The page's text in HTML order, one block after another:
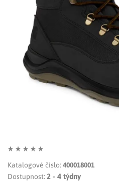
LIMITOVANÉ EDICE
RUKAVICE
Katalogové číslo: 400018001
Dostupnost: 2 - 4 týdny